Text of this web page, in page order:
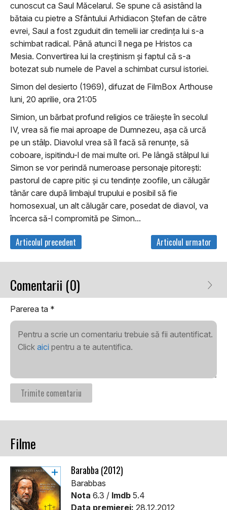
cunoscut ca Saul Măcelarul. Se spune că asistând la
bătaia cu pietre a Sfântului Arhidiacon Ștefan de către
evrei, Saul a fost zguduit din temelii iar credința lui s-a
schimbat radical. Până atunci îl nega pe Hristos ca
Mesia. Convertirea lui la creștinism și faptul că s-a
botezat sub numele de Pavel a schimbat cursul istoriei.
Simon del desierto (1969), difuzat de FilmBox Arthouse
luni, 20 aprilie, ora 21:05
Simion, un bărbat profund religios ce trăiește în secolul
IV, vrea să fie mai aproape de Dumnezeu, așa că urcă
pe un stâlp. Diavolul vrea să îl facă să renunțe, să
coboare, ispitindu-l de mai multe ori. Pe lângă stâlpul lui
Simon se vor perindă numeroase personaje pitorești:
pastorul de capre pitic și cu tendințe zoofile, un călugăr
tânăr care după limbajul trupului e posibil să fie
homosexual, un alt călugăr care, posedat de diavol, va
încerca să-l compromită pe Simon...
Articolul precedent Articolul urmator
Comentarii (0)
Parerea ta *
Pentru a scrie un comentariu trebuie să fii autentificat.
Click aici pentru a te autentifica.
Filme
Barabba (2012)
Barabbas
Nota 6.3 / Imdb 5.4
Data premierei: 28.12.2012